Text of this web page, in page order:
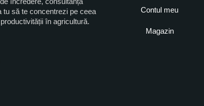
tu să te concentrezi pe ceea
în agricultură.
Contul meu
Magazin